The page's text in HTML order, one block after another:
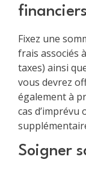
financiers
Fixez une
frais associés
taxes) ainsi
vous devrez
également à
cas d’imprévu
Soigner